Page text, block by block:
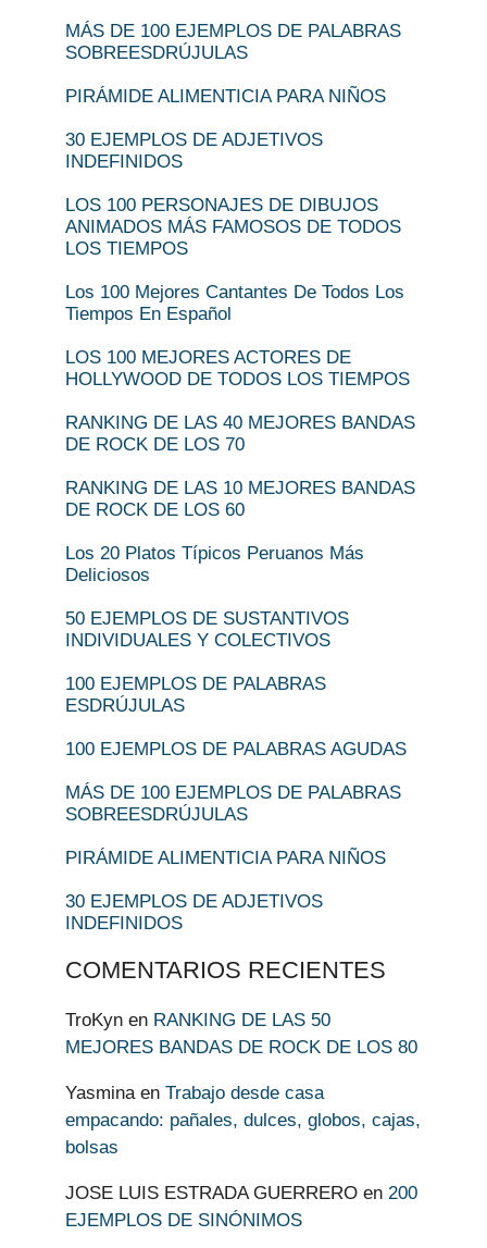
MÁS DE 100 EJEMPLOS DE PALABRAS
SOBREESDRÚJULAS
PIRÁMIDE ALIMENTICIA PARA NIÑOS
30 EJEMPLOS DE ADJETIVOS
INDEFINIDOS
LOS 100 PERSONAJES DE DIBUJOS
ANIMADOS MÁS FAMOSOS DE TODOS
LOS TIEMPOS
Los 100 Mejores Cantantes De Todos Los
Tiempos En Español
LOS 100 MEJORES ACTORES DE
HOLLYWOOD DE TODOS LOS TIEMPOS
RANKING DE LAS 40 MEJORES BANDAS
DE ROCK DE LOS 70
RANKING DE LAS 10 MEJORES BANDAS
DE ROCK DE LOS 60
Los 20 Platos Típicos Peruanos Más
Deliciosos
50 EJEMPLOS DE SUSTANTIVOS
INDIVIDUALES Y COLECTIVOS
100 EJEMPLOS DE PALABRAS
ESDRÚJULAS
100 EJEMPLOS DE PALABRAS AGUDAS
MÁS DE 100 EJEMPLOS DE PALABRAS
SOBREESDRÚJULAS
PIRÁMIDE ALIMENTICIA PARA NIÑOS
30 EJEMPLOS DE ADJETIVOS
INDEFINIDOS
COMENTARIOS RECIENTES
TroKyn en RANKING DE LAS 50
MEJORES BANDAS DE ROCK DE LOS 80
Yasmina en Trabajo desde casa
empacando: pañales, dulces, globos, cajas,
bolsas
JOSE LUIS ESTRADA GUERRERO en 200
EJEMPLOS DE SINÓNIMOS